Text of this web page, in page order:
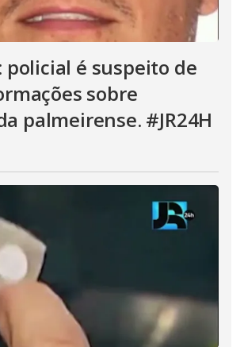
policial é suspeito de
sobre
palmeirense. #JR24H